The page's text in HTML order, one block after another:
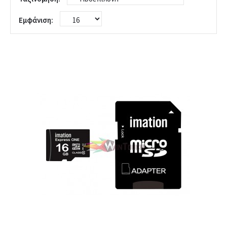
Εμφάνιση: